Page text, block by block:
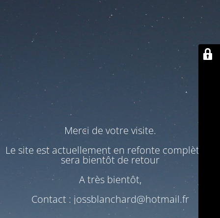
Merci de votre visite.
Le site est actuellement en refonte complète. Il
sera bientôt de retour
A très bientôt,
Contact : jossblanchard@hotmail.fr